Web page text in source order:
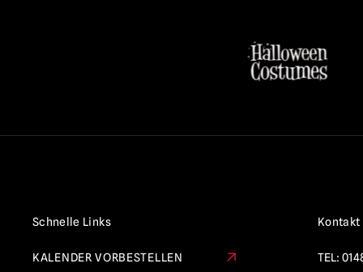
Schnelle Links
KALENDER VORBESTELLEN
Kontakt
TEL: